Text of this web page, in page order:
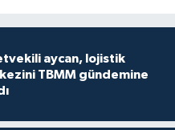
aycan, lojistik
TBMM gündemine